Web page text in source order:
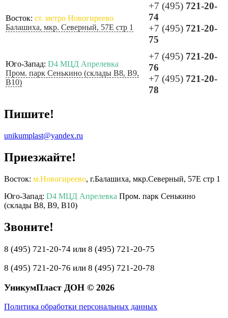
Восток: ст. метро Новогиреево
Балашиха, мкр. Северный, 57Е стр 1
+7 (495) 721-20-
74
+7 (495) 721-20-
75
Юго-Запад: D4 МЦД Апрелевка
Пром. парк Сенькино (склады B8, B9,
B10)
+7 (495) 721-20-
76
+7 (495) 721-20-
78
Пишите!
unikumplast@yandex.ru
Приезжайте!
Восток: м.Новогиреево, г.Балашиха, мкр.Северный, 57Е стр 1
Юго-Запад: D4 МЦД Апрелевка Пром. парк Сенькино
(склады B8, B9, B10)
Звоните!
8 (495) 721-20-74 или 8 (495) 721-20-75
8 (495) 721-20-76 или 8 (495) 721-20-78
УникумПласт ДОН © 2026
Политика обработки персональных данных